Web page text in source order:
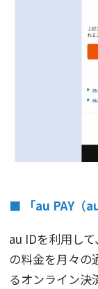
■ 「au PAY（
au IDを利用し
の料金を月々の
るオンライン決